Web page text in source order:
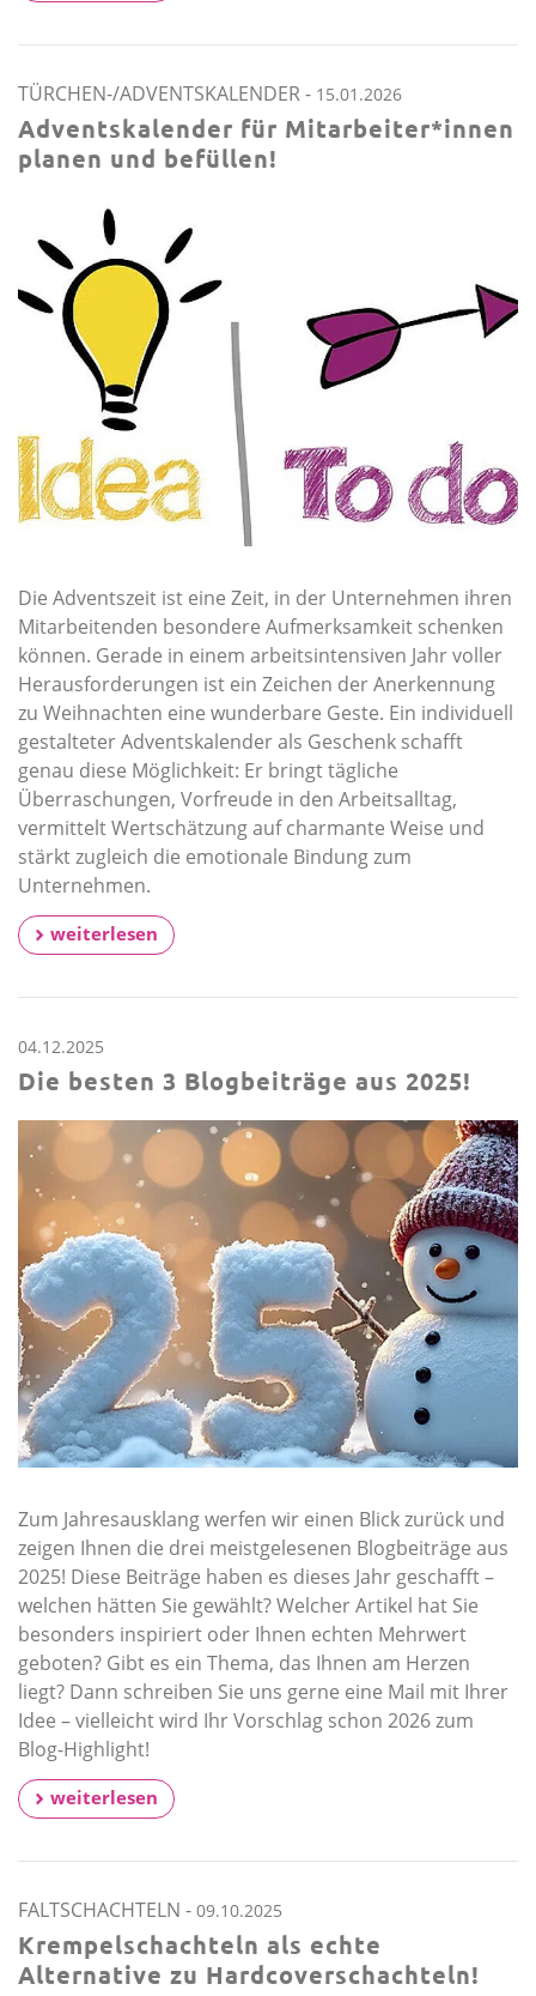
TÜRCHEN-/ADVENTSKALENDER- 15.01.2026
Adventskalender für Mitarbeiter*innen
planen und befüllen!
Die Adventszeit ist eine Zeit, in der Unternehmen ihren
Mitarbeitenden besondere Aufmerksamkeit schenken
können. Gerade in einem arbeitsintensiven Jahr voller
Herausforderungen ist ein Zeichen der Anerkennung
zu Weihnachten eine wunderbare Geste. Ein individuell
gestalteter Adventskalender als Geschenk schafft
genau diese Möglichkeit: Er bringt tägliche
Überraschungen, Vorfreude in den Arbeitsalltag,
vermittelt Wertschätzung auf charmante Weise und
stärkt zugleich die emotionale Bindung zum
Unternehmen.
weiterlesen
04.12.2025
Die besten 3 Blogbeiträge aus 2025!
Zum Jahresausklang werfen wir einen Blick zurück und
zeigen Ihnen die drei meistgelesenen Blogbeiträge aus
2025! Diese Beiträge haben es dieses Jahr geschafft –
welchen hätten Sie gewählt? Welcher Artikel hat Sie
besonders inspiriert oder Ihnen echten Mehrwert
geboten? Gibt es ein Thema, das Ihnen am Herzen
liegt? Dann schreiben Sie uns gerne eine Mail mit Ihrer
Idee – vielleicht wird Ihr Vorschlag schon 2026 zum
Blog-Highlight!
weiterlesen
FALTSCHACHTELN - 09.10.2025
Krempelschachteln als echte
Alternative zu Hardcoverschachteln!